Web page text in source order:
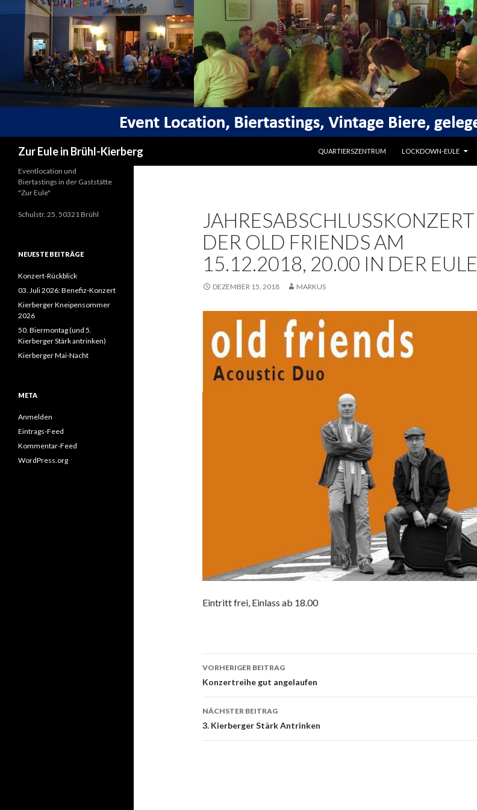
Zur Eule in Brühl-Kierberg
QUARTIERSZENTRUM
LOCKDOWN-EULE
JAHRESABSCHLUSSKONZERT
DER OLD FRIENDS AM
15.12.2018, 20.00 IN DER EULE
DEZEMBER 15, 2018 MARKUS
Eintritt frei, Einlass ab 18.00
Beitrags-
Navigation
VORHERIGER BEITRAG
Konzertreihe gut angelaufen
NÄCHSTER BEITRAG
3. Kierberger Stärk Antrinken
Eventlocation und
Biertastings in der Gaststätte
"Zur Eule"
Schulstr. 25, 50321 Brühl
NEUESTE BEITRÄGE
Konzert-Rückblick
03. Juli 2026: Benefiz-Konzert
Kierberger Kneipensommer
2026
50. Biermontag (und 5.
Kierberger Stärk antrinken)
Kierberger Mai-Nacht
META
Anmelden
Eintrags-Feed
Kommentar-Feed
WordPress.org